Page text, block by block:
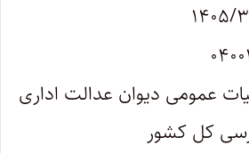
عمومی دیوان عدالت اداری
کل کشور